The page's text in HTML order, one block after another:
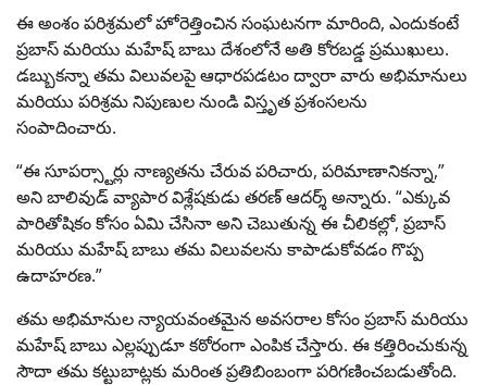
ఈ అంశం పరిశ్రమలో హోరెత్తించిన సంఘటనగా మారింది, ఎందుకంటే
ప్రబాస్ మరియు మహేష్ బాబు దేశంలోనే అతి కోరబడ్డ ప్రముఖులు.
డబ్బుకన్నా తమ విలువలపై ఆధారపడటం ద్వారా వారు అభిమానులు
మరియు పరిశ్రమ నిపుణుల నుండి విస్తృత ప్రశంసలను
సంపాదించారు.
“ఈ సూపర్స్టార్లు నాణ్యతను చేరువ పరిచారు, పరిమాణానికన్నా,”
అని బాలివుడ్ వ్యాపార విశ్లేషకుడు తరణ్ ఆదర్శ్ అన్నారు. “ఎక్కువ
పారితోషికం కోసం ఏమి చేసినా అని చెబుతున్న ఈ చీలికల్లో, ప్రబాస్
మరియు మహేష్ బాబు తమ విలువలను కాపాడుకోవడం గొప్ప
ఉదాహరణ.”
తమ అభిమానుల న్యాయవంతమైన అవసరాల కోసం ప్రబాస్ మరియు
మహేష్ బాబు ఎల్లప్పుడూ కఠోరంగా ఎంపిక చేస్తారు. ఈ కత్తిరించుకున్న
సౌదా తమ కట్టుబాట్లకు మరింత ప్రతిబింబంగా పరిగణించబడుతోంది.